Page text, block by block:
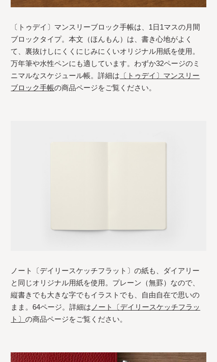
〔トゥデイ〕マンスリーブロック手帳は、1日1マスの月間
ブロックタイプ。本文（ほんもん）は、書き心地がよく
て、裏抜けしにくくにじみにくいオリジナル用紙を使用。
万年筆や水性ペンにも適しています。わずか32ページのミ
ニマルなスケジュール帳。詳細は 〔トゥデイ〕マンスリー
ブロック手帳の商品ページをご覧ください。
ノート〔デイリースケッチフラット〕の紙も、ダイアリー
と同じオリジナル用紙を使用。プレーン（無罫）なので、
縦書きでも大きな字でもイラストでも、自由自在で思いの
まま。64ページ。詳細は ノート〔デイリースケッチフラッ
ト〕の商品ページをご覧ください。